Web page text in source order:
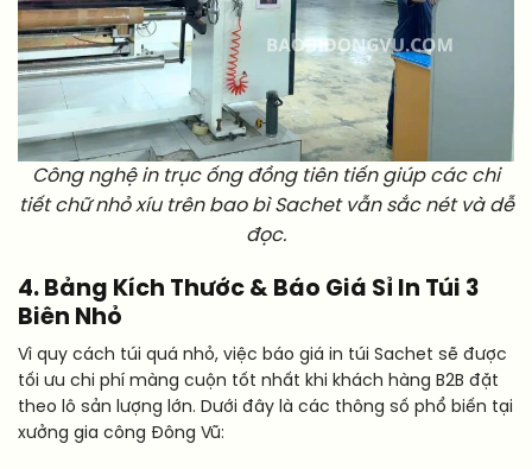
Công nghệ in trục ống đồng tiên tiến giúp các chi
tiết chữ nhỏ xíu trên bao bì Sachet vẫn sắc nét và dễ
đọc.
4. Bảng Kích Thước & Báo Giá Sỉ In Túi 3
Biên Nhỏ
Vì quy cách túi quá nhỏ, việc báo giá in túi Sachet sẽ được
tối ưu chi phí màng cuộn tốt nhất khi khách hàng B2B đặt
theo lô sản lượng lớn. Dưới đây là các thông số phổ biến tại
xưởng gia công Đông Vũ: